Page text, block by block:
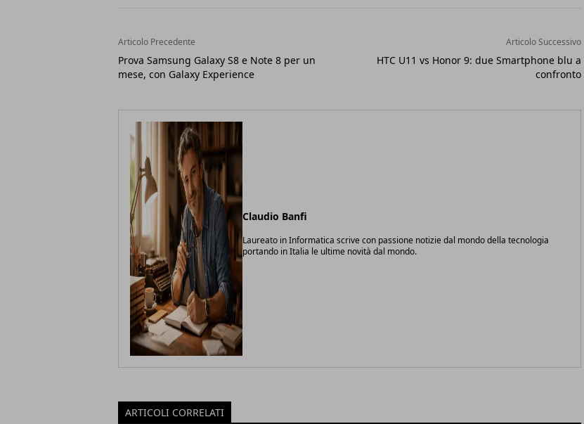
Articolo Precedente
Prova Samsung Galaxy S8 e Note 8 per un
mese, con Galaxy Experience
Articolo Successivo
HTC U11 vs Honor 9: due Smartphone blu a
confronto
Claudio Banfi
Laureato in Informatica scrive con passione notizie dal mondo della tecnologia
portando in Italia le ultime novità dal mondo.
ARTICOLI CORRELATI